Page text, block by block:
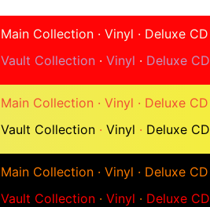
Main Collection · Vinyl · Deluxe CD
Vault Collection · Vinyl · Deluxe CD
Main Collection · Vinyl · Deluxe CD
Vault Collection · Vinyl · Deluxe CD
Main Collection · Vinyl · Deluxe CD
Vault Collection · Vinyl · Deluxe CD